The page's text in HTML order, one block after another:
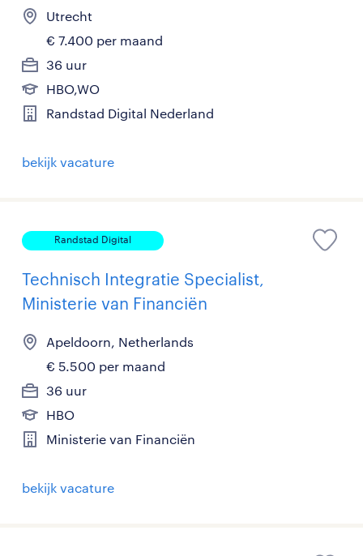
Utrecht
€ 7.400 per maand
36 uur
HBO,WO
Randstad Digital Nederland
bekijk vacature
Randstad Digital
Technisch Integratie Specialist,
Ministerie van Financiën
Apeldoorn, Netherlands
€ 5.500 per maand
36 uur
HBO
Ministerie van Financiën
bekijk vacature